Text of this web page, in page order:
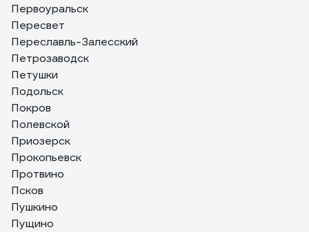
Первоуральск
Пересвет
Переславль-Залесский
Петрозаводск
Петушки
Подольск
Покров
Полевской
Приозерск
Прокопьевск
Протвино
Псков
Пушкино
Пущино